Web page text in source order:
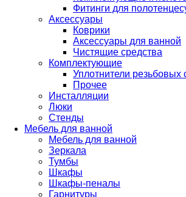
Фитинги для
Аксессуары
Коврики
Аксессуары для ванной
Чистящие средства
Комплектующие
Уплотнители резьбовых
Прочее
Инсталляции
Люки
Стенды
Мебель для ванной
Мебель для ванной
Зеркала
Тумбы
Шкафы
Шкафы-пеналы
Гарнитуры